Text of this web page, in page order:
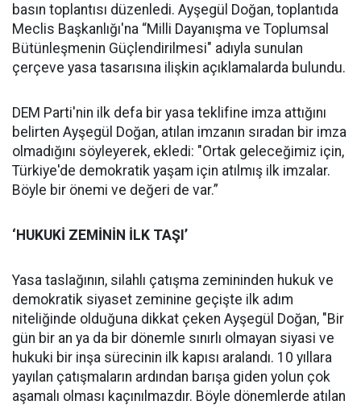
basın toplantısı düzenledi. Ayşegül Doğan, toplantıda
Meclis Başkanlığı'na “Milli Dayanışma ve Toplumsal
Bütünleşmenin Güçlendirilmesi" adıyla sunulan
çerçeve yasa tasarısına ilişkin açıklamalarda bulundu.
DEM Parti'nin ilk defa bir yasa teklifine imza attığını
belirten Ayşegül Doğan, atılan imzanın sıradan bir imza
olmadığını söyleyerek, ekledi: "Ortak geleceğimiz için,
Türkiye'de demokratik yaşam için atılmış ilk imzalar.
Böyle bir önemi ve değeri de var.”
‘HUKUKİ ZEMİNİN İLK TAŞI’
Yasa taslağının, silahlı çatışma zemininden hukuk ve
demokratik siyaset zeminine geçişte ilk adım
niteliğinde olduğuna dikkat çeken Ayşegül Doğan, "Bir
gün bir an ya da bir dönemle sınırlı olmayan siyasi ve
hukuki bir inşa sürecinin ilk kapısı aralandı. 10 yıllara
yayılan çatışmaların ardından barışa giden yolun çok
aşamalı olması kaçınılmazdır. Böyle dönemlerde atılan